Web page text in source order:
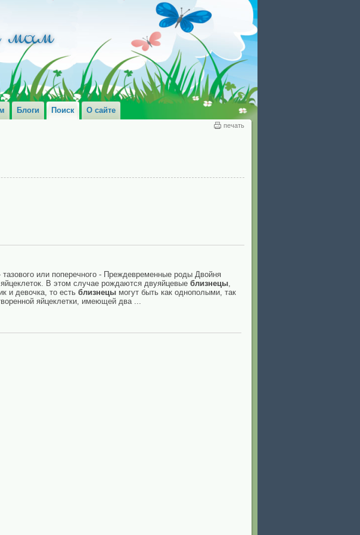
Блоги Поиск О сайте
печать
или поперечного - Преждевременные роды Двойня
В этом случае рождаются двуяйцевые близнецы
и девочка, то есть близнецы могут быть как однополыми, так
яйцеклетки, имеющей два ...